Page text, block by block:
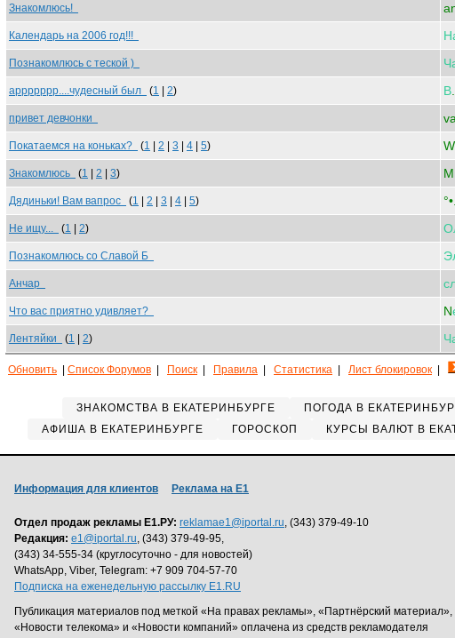
Знакомлюсь!
Календарь на 2006 год!!!
Познакомлюсь с теской )
аррррррр....чудесный был (1 2) В
привет девчонки
Покатаемся на коньках? (1 2 3 4 5)
Знакомлюсь (1 2 3) M
Дядиньки! Вам вапрос (1 2 3 4 5)
Не ищу... (1 2)
Познакомлюсь со Славой Б
Анчар
Что вас приятно удивляет? N
Лентяйки (1 2)
Обновить Список Форумов Поиск Правила Статистика Лист блокировок
ЗНАКОМСТВА В ЕКАТЕРИНБУРГЕ ПОГОДА В
АФИША В ЕКАТЕРИНБУРГЕ
ГОРОСКОП КУРСЫ ВАЛЮТ В
Информация для клиентов Реклама на Е1
Отдел продаж рекламы Е1.РУ: reklamae1@iportal.ru, (343) 379-49-10
Редакция: e1@iportal.ru, (343) 379-49-95,
(343) 34-555-34 (круглосуточно - для новостей)
WhatsApp, Viber, Telegram: +7 909 704-57-70
Подписка на еженедельную рассылку E1.RU
Публикация материалов под меткой «На правах рекламы», «Партнёрский материал»,
«Новости телекома» и «Новости компаний» оплачена из средств рекламодателя